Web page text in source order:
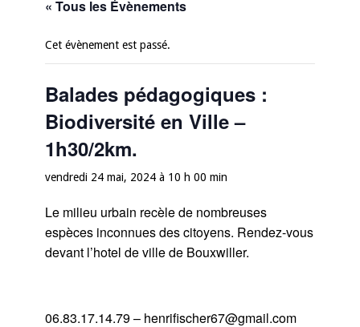
« Tous les Évènements
Cet évènement est passé.
Balades pédagogiques :
Biodiversité en Ville –
1h30/2km.
vendredi 24 mai, 2024 à 10 h 00 min
Le milieu urbain recèle de nombreuses
espèces inconnues des citoyens. Rendez-vous
devant l’hotel de ville de Bouxwiller.
06.83.17.14.79 – henrifischer67@gmail.com